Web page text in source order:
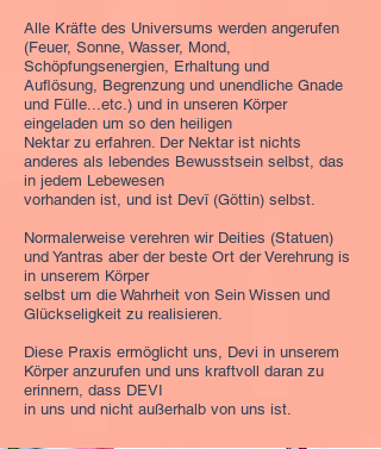
Alle Kräfte des Universums werden angerufen
(Feuer, Sonne, Wasser, Mond,
Schöpfungsenergien, Erhaltung und
Auflösung, Begrenzung und unendliche Gnade
und Fülle...etc.) und in unseren Körper
eingeladen um so den heiligen
Nektar zu erfahren. Der Nektar ist nichts
anderes als lebendes Bewusstsein selbst, das
in jedem Lebewesen
vorhanden ist, und ist Devī (Göttin) selbst.
Normalerweise verehren wir Deities (Statuen)
und Yantras aber der beste Ort der Verehrung is
in unserem Körper
selbst um die Wahrheit von Sein Wissen und
Glückseligkeit zu realisieren.
Diese Praxis ermöglicht uns, Devi in unserem
Körper anzurufen und uns kraftvoll daran zu
erinnern, dass DEVI
in uns und nicht außerhalb von uns ist.